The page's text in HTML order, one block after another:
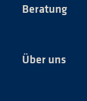
Beratung
Über uns